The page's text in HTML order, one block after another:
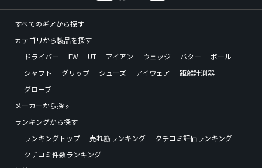
すべてのギアから探す
カテゴリから製品を探す
ドライバー
FW UT アイアン ウェッジ パター
ボール
シャフト
グリップ シューズ アイウェア
距離計測器
グローブ
メーカーから探す
ランキングから探す
ランキングトップ
売れ筋ランキング
クチコミ評価ランキング
クチコミ件数ランキング